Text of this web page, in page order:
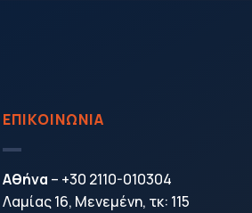
ΕΠΙΚΟΙΝΩΝΙΑ
Αθήνα – +30 2110-010304
Λαμίας 16, Μενεμένη, τκ: 115